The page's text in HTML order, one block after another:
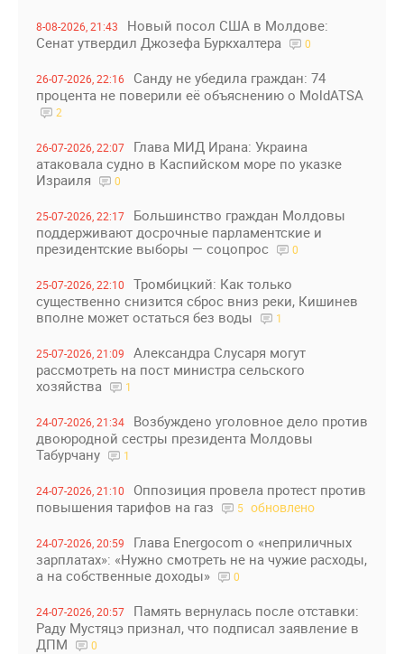
8-08-2026, 21:43
Новый посол США в Молдове:
Сенат утвердил Джозефа Буркхалтера
0
26-07-2026, 22:16
Санду не убедила граждан: 74
процента не поверили её объяснению о MoldATSA
2
26-07-2026, 22:07
Глава МИД Ирана: Украина
атаковала судно в Каспийском море по указке
Израиля
0
25-07-2026, 22:17
Большинство граждан Молдовы
поддерживают досрочные парламентские и
президентские выборы — соцопрос
0
25-07-2026, 22:10
Тромбицкий: Как только
существенно снизится сброс вниз реки, Кишинев
вполне может остаться без воды
1
25-07-2026, 21:09
Александра Слусаря могут
рассмотреть на пост министра сельского
хозяйства
1
24-07-2026, 21:34
Возбуждено уголовное дело против
двоюродной сестры президента Молдовы
Табурчану
1
24-07-2026, 21:10
Оппозиция провела протест против
повышения тарифов на газ
5 обновлено
24-07-2026, 20:59
Глава Energocom о «неприличных
зарплатах»: «Нужно смотреть не на чужие расходы,
а на собственные доходы»
0
24-07-2026, 20:57
Память вернулась после отставки:
Раду Мустяцэ признал, что подписал заявление в
ДПМ
0